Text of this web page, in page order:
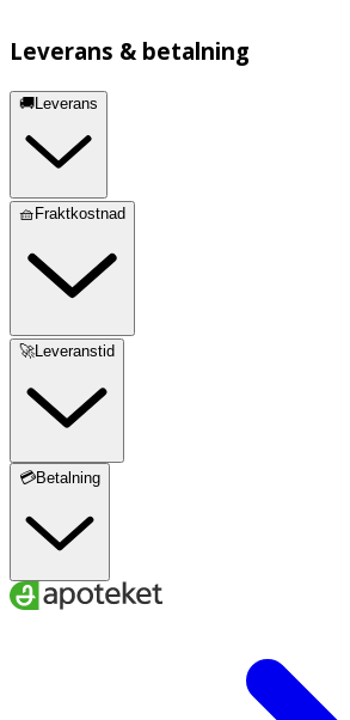
Leverans & betalning
🚚Leverans
🧺Fraktkostnad
🚀Leveranstid
💳Betalning